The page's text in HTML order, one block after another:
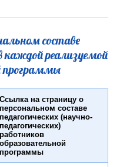
составе
каждой реализуемой
программы
Ссылка на страницу о
персональном составе
педагогических (научно-
педагогических)
работников
образовательной
программы